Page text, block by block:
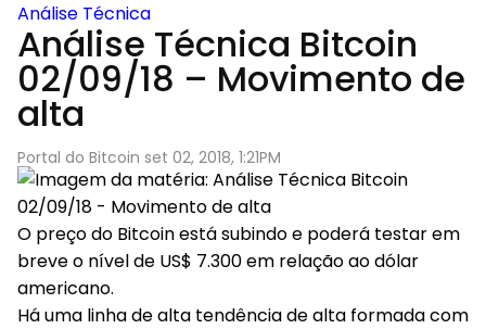
Análise Técnica
Análise Técnica Bitcoin
02/09/18 – Movimento de
alta
Portal do Bitcoin set 02, 2018, 1:21PM
O preço do Bitcoin está subindo e poderá testar em
breve o nível de US$ 7.300 em relação ao dólar
americano.
Há uma linha de alta tendência de alta formada com